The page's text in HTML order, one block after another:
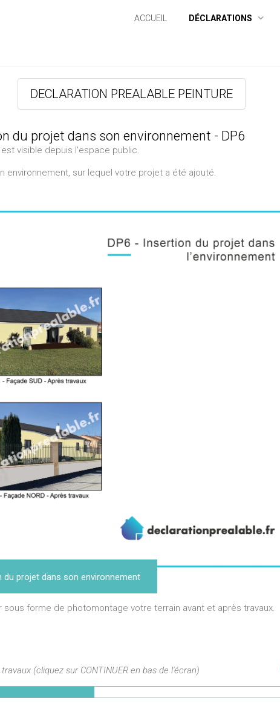
ACCUEIL DÉCLARATIONS
DECLARATION PREALABLE PEINTURE
du projet dans son environnement - DP6
visible depuis l'espace public.
sur lequel votre projet a été ajouté.
du projet dans son environnement
forme de photomontage votre terrain avant et après travaux.
(cliquez sur CONTINUER en bas de l'écran)